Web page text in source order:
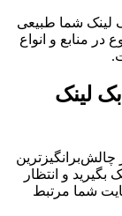
لینک شما طبیعی
در منابع و انواع
لینک
و انتظار
شما مرتبط